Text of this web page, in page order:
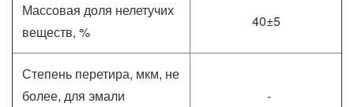
Массовая доля нелетучих
веществ, %
40±5
Степень перетира, мкм, не
более, для эмали
-